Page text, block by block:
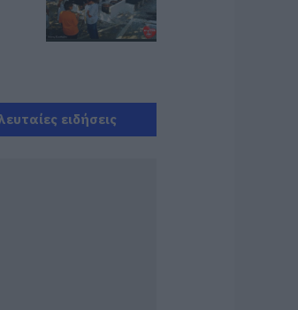
ειδήσεις